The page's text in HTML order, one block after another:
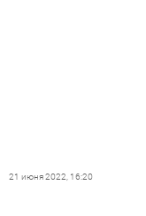
21 июня 2022, 16:20